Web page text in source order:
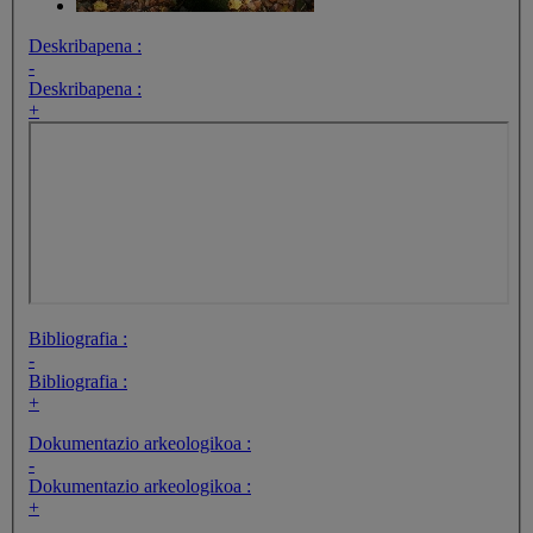
Deskribapena :
-
Deskribapena :
+
Bibliografia :
-
Bibliografia :
+
Dokumentazio arkeologikoa :
-
Dokumentazio arkeologikoa :
+